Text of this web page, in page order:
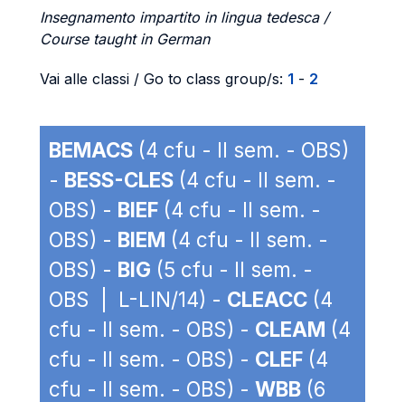
Insegnamento impartito in lingua tedesca /
Course taught in German
Vai alle classi / Go to class group/s: 1 - 2
BEMACS (4 cfu - II sem. - OBS)
- BESS-CLES (4 cfu - II sem. -
OBS) - BIEF (4 cfu - II sem. -
OBS) - BIEM (4 cfu - II sem. -
OBS) - BIG (5 cfu - II sem. -
OBS | L-LIN/14) - CLEACC (4
cfu - II sem. - OBS) - CLEAM (4
cfu - II sem. - OBS) - CLEF (4
cfu - II sem. - OBS) - WBB (6